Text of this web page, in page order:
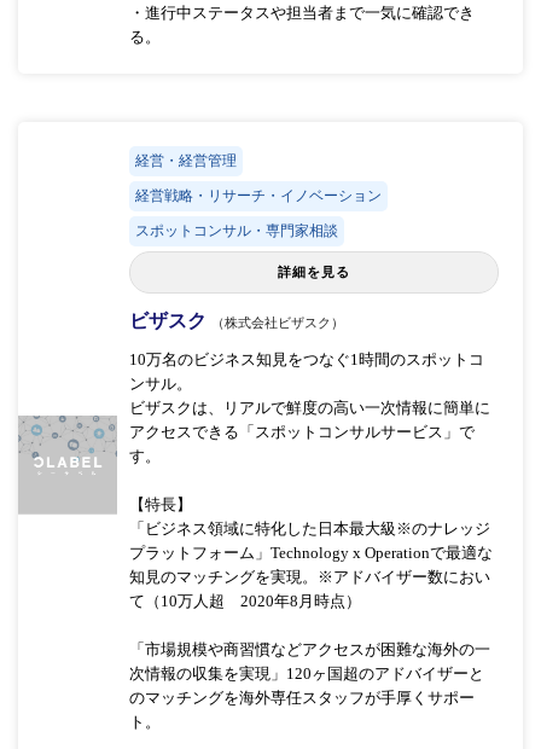
・進行中ステータスや担当者まで一気に確認でき
る。
経営・経営管理
経営戦略・リサーチ・イノベーション
スポットコンサル・専門家相談
詳細を見る
ビザスク （株式会社ビザスク）
10万名のビジネス知見をつなぐ1時間のスポットコ
ンサル。
ビザスクは、リアルで鮮度の高い一次情報に簡単に
アクセスできる「スポットコンサルサービス」で
す。
【特長】
「ビジネス領域に特化した日本最大級※のナレッジ
プラットフォーム」Technology x Operationで最適な
知見のマッチングを実現。※アドバイザー数におい
て（10万人超 2020年8月時点）
「市場規模や商習慣などアクセスが困難な海外の一
次情報の収集を実現」120ヶ国超のアドバイザーと
のマッチングを海外専任スタッフが手厚くサポー
ト。